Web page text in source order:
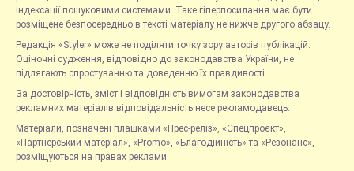
індексації пошуковими системами. Таке гіперпосилання має бути
розміщене безпосередньо в тексті матеріалу не нижче другого абзацу.
Редакція «Styler» може не поділяти точку зору авторів публікацій.
Оціночні судження, відповідно до законодавства України, не
підлягають спростуванню та доведенню їх правдивості.
За достовірність, зміст і відповідність вимогам законодавства
рекламних матеріалів відповідальність несе рекламодавець.
Матеріали, позначені плашками «Прес-реліз», «Спецпроєкт»,
«Партнерський матеріал», «Promo», «Благодійність» та «Резонанс»,
розміщуються на правах реклами.